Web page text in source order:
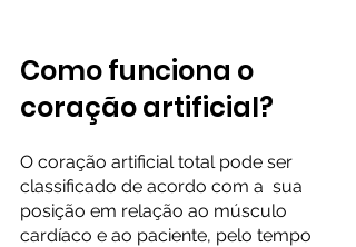
Como funciona o
coração artificial?
O coração artificial total pode ser
classificado de acordo com a  sua
posição em relação ao músculo
cardíaco e ao paciente, pelo tempo